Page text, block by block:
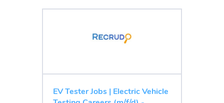
EV Tester Jobs | Electric Vehicle